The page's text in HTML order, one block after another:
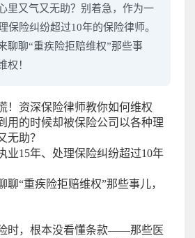
里又气又无助？别着急，作为一
保险纠纷超过10年的保险律师。
聊聊“重疾险拒赔维权”那些事
权！
！资深保险律师教你如何维权
用的时候却被保险公司以各种理
无助？
业15年、处理保险纠纷超过10年
聊“重疾险拒赔维权”那些事儿，
时，根本没看懂条款——那些医